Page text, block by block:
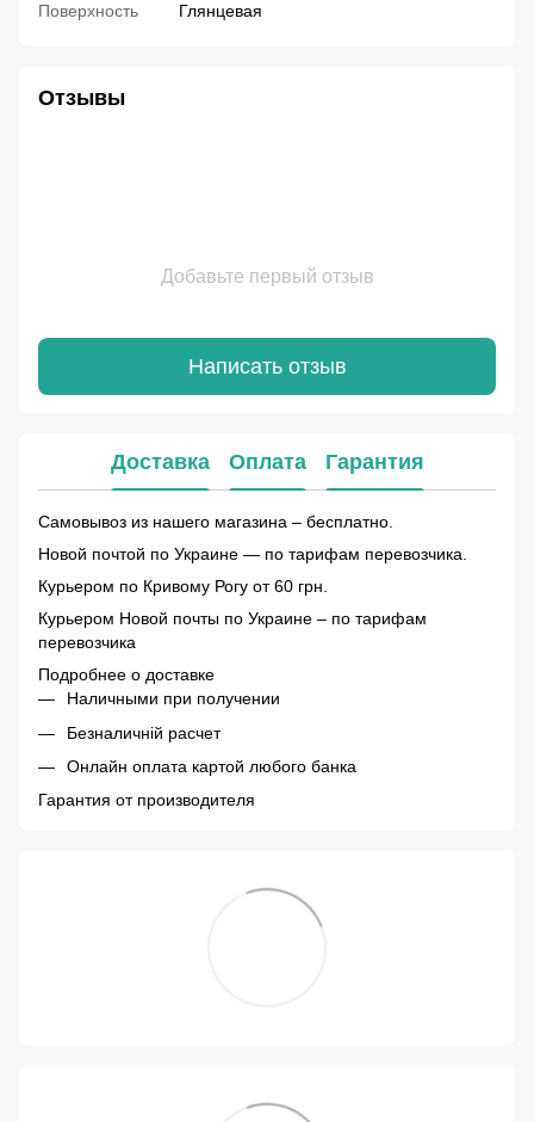
Поверхность
Глянцевая
Отзывы
Добавьте первый отзыв
Написать отзыв
Доставка Оплата Гарантия
Самовывоз из нашего магазина – бесплатно.
Новой почтой по Украине — по тарифам перевозчика.
Курьером по Кривому Рогу от 60 грн.
Курьером Новой почты по Украине – по тарифам
перевозчика
Подробнее о доставке
Наличными при получении
Безналичній расчет
Онлайн оплата картой любого банка
Гарантия от производителя